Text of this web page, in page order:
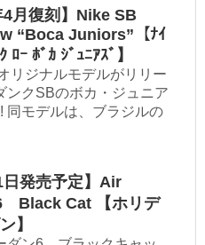
4月復刻】Nike SB
“Boca Juniors”【ﾅｲ
ﾛｰ ﾎﾞｶ ｼﾞｭﾆｱｽﾞ】
リジナルモデルがリリー
ンクSBのボカ・ジュニア
同モデルは、ブラジルの
日発売予定】Air
Black Cat 【ホリデ
】